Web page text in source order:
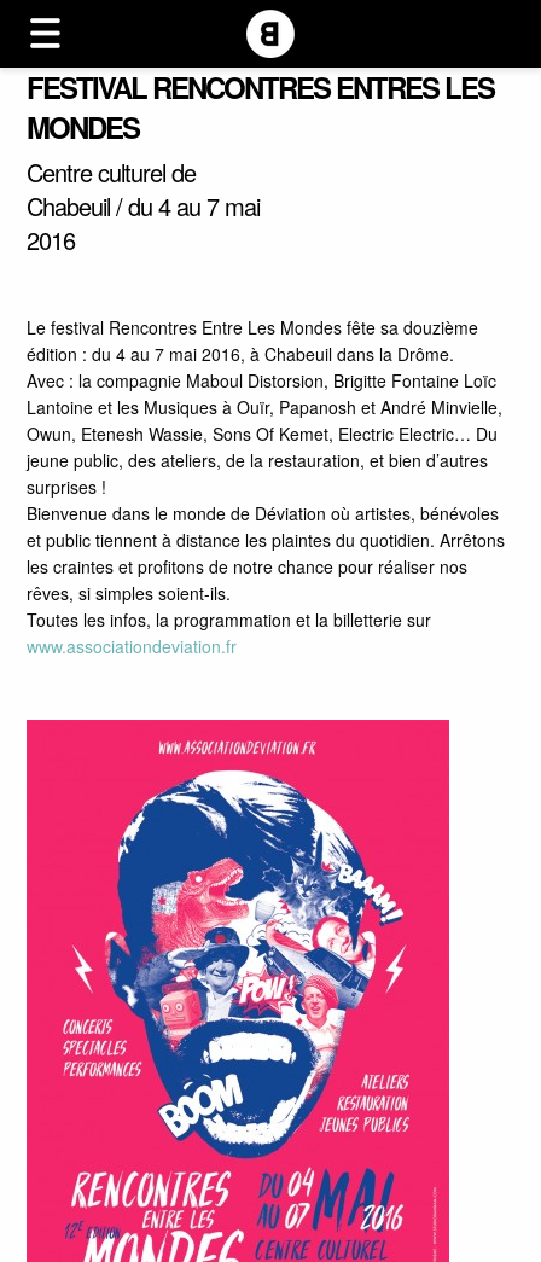
FESTIVAL RENCONTRES ENTRES LES
MONDES
Centre culturel de
Chabeuil / du 4 au 7 mai
2016
Le festival Rencontres Entre Les Mondes fête sa douzième
édition : du 4 au 7 mai 2016, à Chabeuil dans la Drôme.
Avec : la compagnie Maboul Distorsion, Brigitte Fontaine Loïc
Lantoine et les Musiques à Ouïr, Papanosh et André Minvielle,
Owun, Etenesh Wassie, Sons Of Kemet, Electric Electric… Du
jeune public, des ateliers, de la restauration, et bien d’autres
surprises !
Bienvenue dans le monde de Déviation où artistes, bénévoles
et public tiennent à distance les plaintes du quotidien. Arrêtons
les craintes et profitons de notre chance pour réaliser nos
rêves, si simples soient-ils.
Toutes les infos, la programmation et la billetterie sur
www.associationdeviation.fr